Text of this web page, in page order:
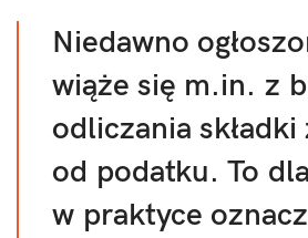
Niedawno
wiąże się m.in. z
odliczania
od podatku. To
w praktyce